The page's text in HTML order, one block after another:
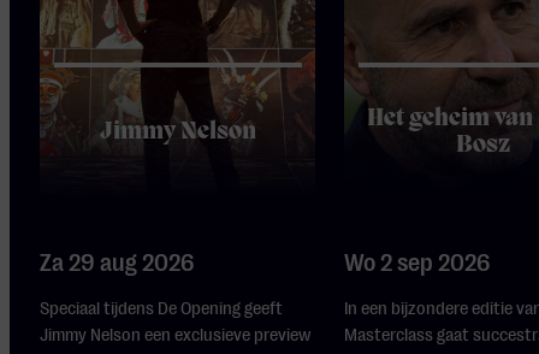
Jimmy Nelson
Za 29 aug 2026
Speciaal tijdens De Opening geeft
Jimmy Nelson een exclusieve preview
Het geheim
Bosz
Wo 2 sep 2026
In een bijzondere editie
Masterclass gaat